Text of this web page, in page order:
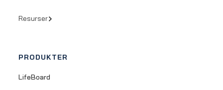
Resurser
PRODUKTER
LifeBoard